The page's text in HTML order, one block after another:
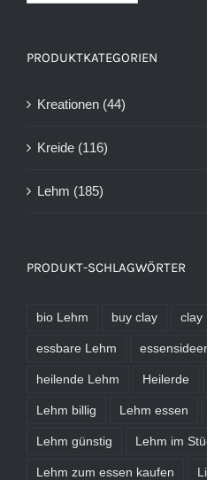
PRODUKTKATEGORIEN
Kreationen (44)
Kreide (116)
Lehm (185)
PRODUKT-SCHLAGWÖRTER
bio Lehm buy clay clay
essbare Lehm
heilende Lehm Heilerde
Lehm billig Lehm essen
Lehm günstig Lehm im
Lehm zum essen kaufen